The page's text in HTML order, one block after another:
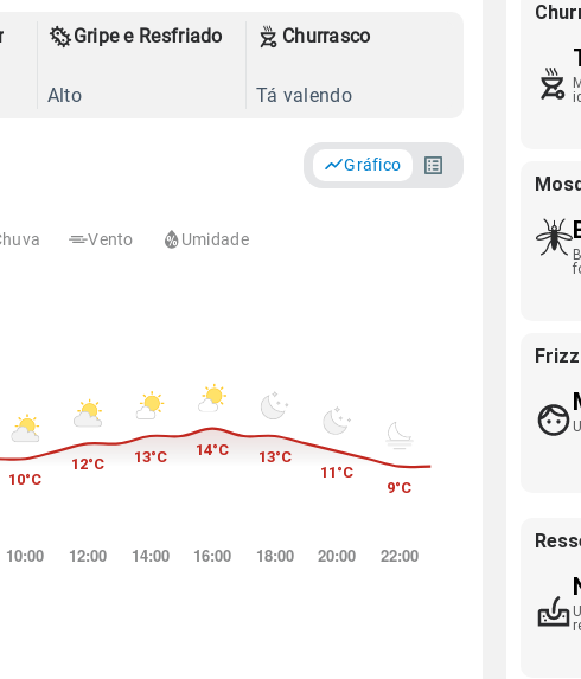
Gripe e Resfriado
Alto
Churrasco
Tá valendo
Gráfico
Vento Umidade
Frizz